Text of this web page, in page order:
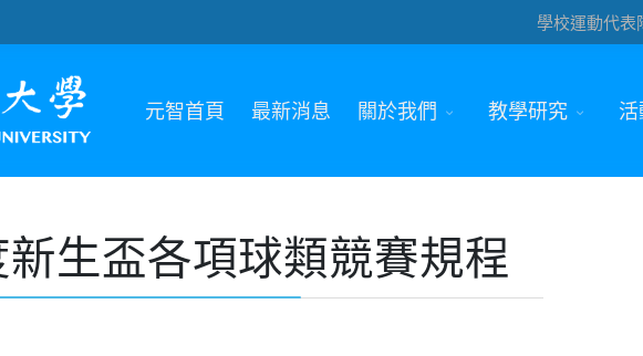
學校運動代表
元智首頁 最新消息 關於我們 教學研究
新生盃各項球類競賽規程